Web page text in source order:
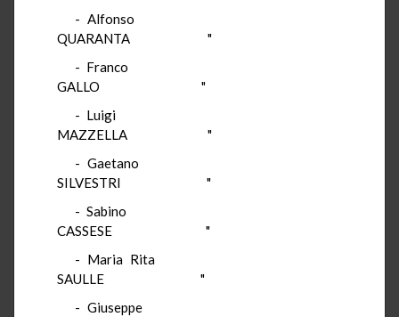
- Alfonso
QUARANTA "
- Franco
GALLO "
- Luigi
MAZZELLA "
- Gaetano
SILVESTRI "
- Sabino
CASSESE "
- Maria Rita
SAULLE "
- Giuseppe